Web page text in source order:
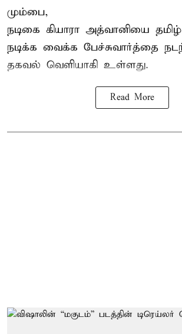
மும்பை,
நடிகை கியாரா அத்வானியை தமிழ்
நடிக்க வைக்க பேச்சுவார்த்தை
தகவல் வெளியாகி உள்ளது.
Read More